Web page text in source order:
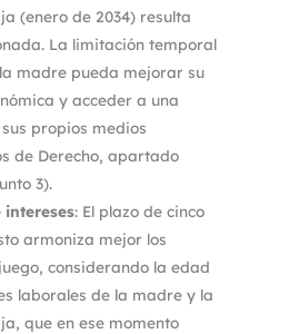
(enero de 2034) resulta
La limitación temporal
madre pueda mejorar su
y acceder a una
propios medios
de Derecho, apartado
3).
: El plazo de cinco
armoniza mejor los
considerando la edad
laborales de la madre y la
que en ese momento